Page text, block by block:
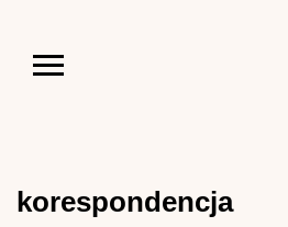
korespondencja